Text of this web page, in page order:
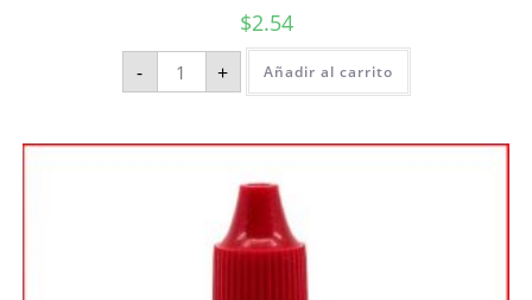
$2.54
- + Añadir al carrito